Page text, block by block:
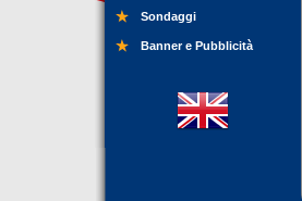
Sondaggi
Banner e Pubblicità